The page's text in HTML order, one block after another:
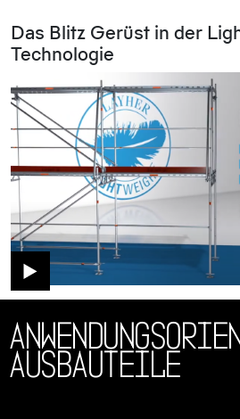
Das Blitz Gerüst in der
Technologie
Ausbauteile